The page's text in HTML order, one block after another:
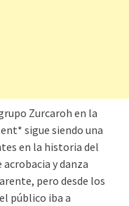
Zurcaroh en la
sigue siendo una
en la historia del
y danza
pero desde los
público iba a